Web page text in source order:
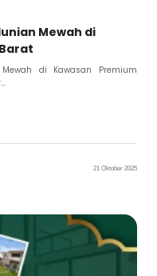
Mewah di
di Kawasan Premium
21 Oktober 2025